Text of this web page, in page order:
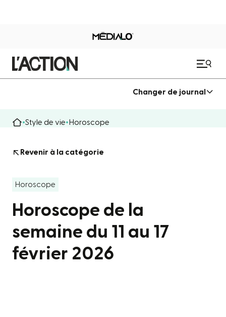
Changer de journal
Style de vie Horoscope
Revenir à la catégorie
Horoscope
Horoscope de la
semaine du 11 au 17
février 2026